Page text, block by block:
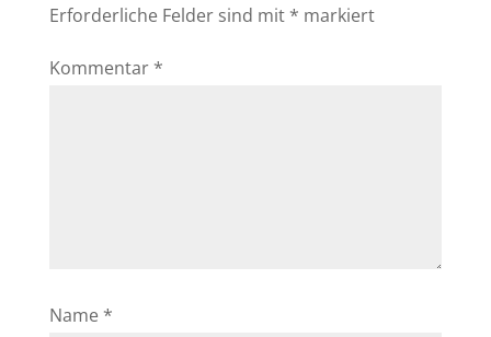
Erforderliche Felder sind mit * markiert
Kommentar *
Name *